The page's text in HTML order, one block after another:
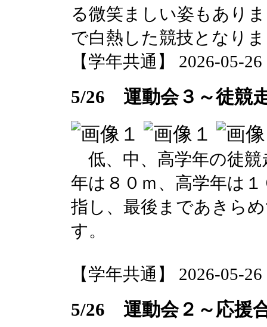
る微笑ましい姿もあり
で白熱した競技となり
【学年共通】 2026-05-
5/26 運動会３～徒競
低、中、高学年の徒競
年は８０ｍ、高学年は
指し、最後まであきら
す。
【学年共通】 2026-05-
5/26 運動会２～応援